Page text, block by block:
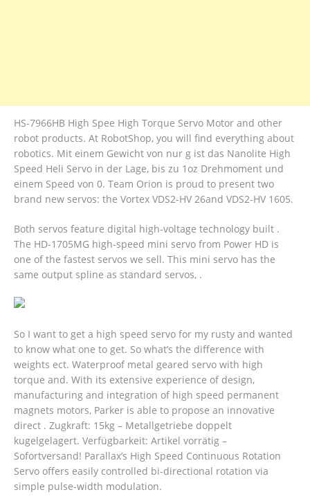
HS-7966HB High Spee High Torque Servo Motor and other
robot products. At RobotShop, you will find everything about
robotics. Mit einem Gewicht von nur g ist das Nanolite High
Speed Heli Servo in der Lage, bis zu 1oz Drehmoment und
einem Speed von 0. Team Orion is proud to present two
brand new servos: the Vortex VDS2-HV 26and VDS2-HV 1605.
Both servos feature digital high-voltage technology built .
The HD-1705MG high-speed mini servo from Power HD is
one of the fastest servos we sell. This mini servo has the
same output spline as standard servos, .
So I want to get a high speed servo for my rusty and wanted
to know what one to get. So what’s the difference with
weights ect. Waterproof metal geared servo with high
torque and. With its extensive experience of design,
manufacturing and integration of high speed permanent
magnets motors, Parker is able to propose an innovative
direct . Zugkraft: 15kg – Metallgetriebe doppelt
kugelgelagert. Verfügbarkeit: Artikel vorrätig –
Sofortversand! Parallax’s High Speed Continuous Rotation
Servo offers easily controlled bi-directional rotation via
simple pulse-width modulation.